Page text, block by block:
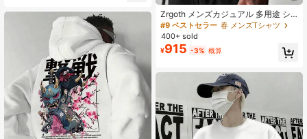
Zrgoth メンズカジュアル 多用途 シ
ンプル プリント 半袖Tシャツ
#9 ベストセラー 春 メンズTシャツ
400+ sold
¥915 -3% 概算